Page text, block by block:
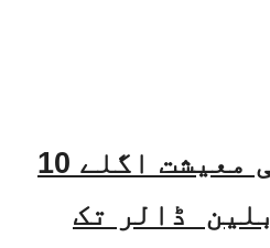
بھارت کی خلائی معیشت اگلے 10
سالوں میں 45 بلین ڈالر تک